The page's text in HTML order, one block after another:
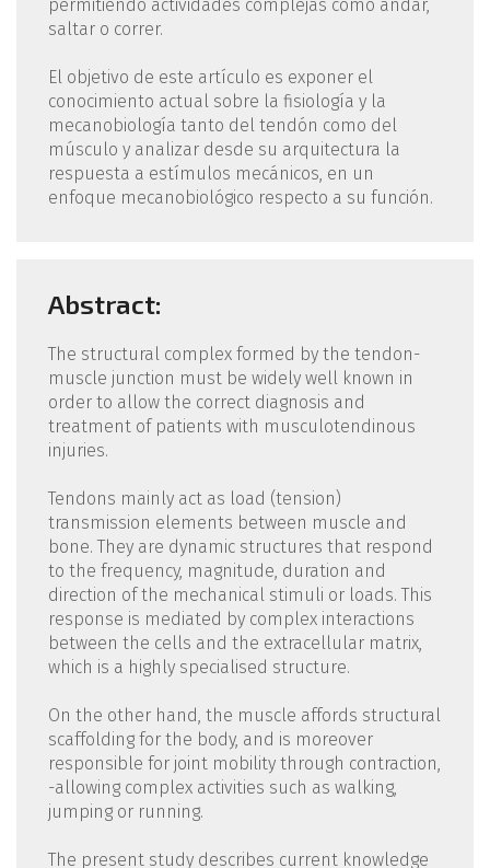
permitiendo actividades complejas como andar,
saltar o correr.
El objetivo de este artículo es exponer el
conocimiento actual sobre la fisiología y la
mecanobiología tanto del tendón como del
músculo y analizar desde su arquitectura la
respuesta a estímulos mecánicos, en un
enfoque mecanobiológico respecto a su función.
Abstract:
The structural complex formed by the tendon-
muscle junction must be widely well known in
order to allow the correct diagnosis and
treatment of patients with musculotendinous
injuries.
Tendons mainly act as load (tension)
transmission elements between muscle and
bone. They are dynamic structures that respond
to the frequency, magnitude, duration and
direction of the mechanical stimuli or loads. This
response is mediated by complex interactions
between the cells and the extracellular matrix,
which is a highly specialised structure.
On the other hand, the muscle affords structural
scaffolding for the body, and is moreover
responsible for joint mobility through contraction,
-allowing complex activities such as walking,
jumping or running.
The present study describes current knowledge